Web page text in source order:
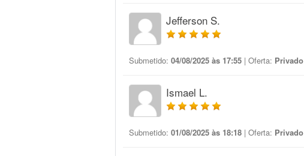
Jefferson S.
Submetido: 04/08/2025 às 17:55 | Oferta: Privado
Ismael L.
Submetido: 01/08/2025 às 18:18 | Oferta: Privado